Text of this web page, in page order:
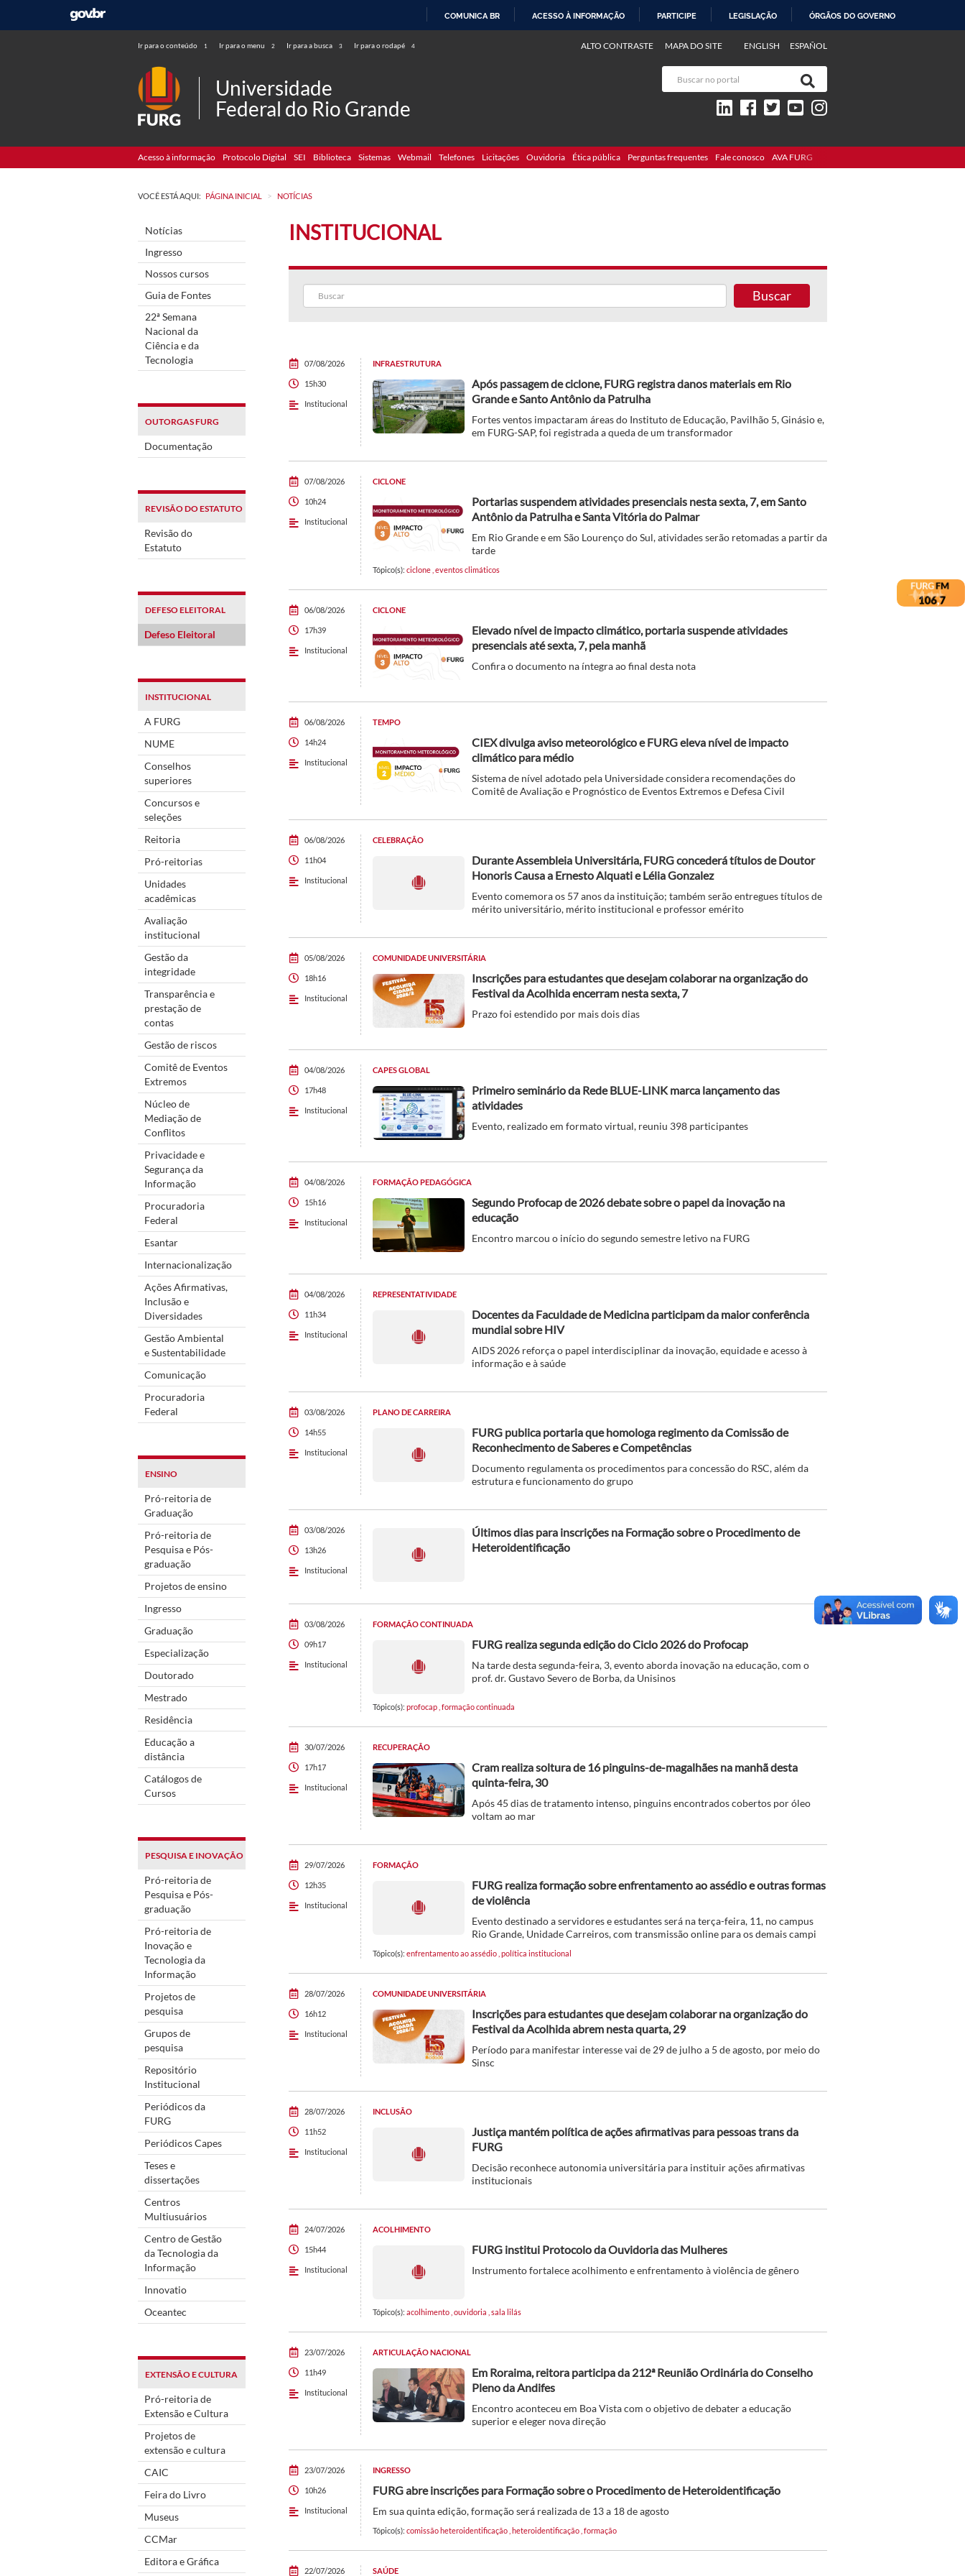
COMUNICA BR ACESSO À INFORMAÇÃO PARTICIPE LEGISLAÇÃO ÓRGÃOS DO GOVERNO
Ir para o conteúdo 1 Ir para o menu 2 Ir para a busca 3 Ir para o rodapé 4 ENGLISH ESPAÑOL
ALTO CONTRASTE MAPA DO SITE
Universidade
Federal do Rio Grande
Acesso à informação Protocolo Digital SEI Biblioteca Sistemas Webmail Telefones Licitações Ouvidoria Ética pública Perguntas frequentes Fale conosco AVA FURG
VOCÊ ESTÁ AQUI: PÁGINA INICIAL > NOTÍCIAS
Notícias
Ingresso
Nossos cursos
Guia de Fontes
22ª Semana
Nacional da
Ciência e da
Tecnologia
OUTORGAS FURG
Documentação
REVISÃO DO ESTATUTO
Revisão do
Estatuto
DEFESO ELEITORAL
Defeso Eleitoral
INSTITUCIONAL
A FURG
NUME
Conselhos
superiores
Concursos e
seleções
Reitoria
Pró-reitorias
Unidades
acadêmicas
Avaliação
institucional
Gestão da
integridade
Transparência e
prestação de
contas
Gestão de riscos
Comitê de Eventos
Extremos
Núcleo de
Mediação de
Conflitos
Privacidade e
Segurança da
Informação
Procuradoria
Federal
Esantar
Internacionalização
Ações Afirmativas,
Inclusão e
Diversidades
Gestão Ambiental
e Sustentabilidade
Comunicação
Procuradoria
Federal
ENSINO
Pró-reitoria de
Graduação
Pró-reitoria de
Pesquisa e Pós-
graduação
Projetos de ensino
Ingresso
Graduação
Especialização
Doutorado
Mestrado
Residência
Educação a
distância
Catálogos de
Cursos
PESQUISA E INOVAÇÃO
Pró-reitoria de
Pesquisa e Pós-
graduação
Pró-reitoria de
Inovação e
Tecnologia da
Informação
Projetos de
pesquisa
Grupos de
pesquisa
Repositório
Institucional
Periódicos da
FURG
Periódicos Capes
Teses e
dissertações
Centros
Multiusuários
Centro de Gestão
da Tecnologia da
Informação
Innovatio
Oceantec
EXTENSÃO E CULTURA
Pró-reitoria de
Extensão e Cultura
Projetos de
extensão e cultura
CAIC
Feira do Livro
Museus
CCMar
Editora e Gráfica
INSTITUCIONAL
Buscar
07/08/2026
15h30
Institucional
INFRAESTRUTURA
Após passagem de ciclone, FURG registra danos materiais em Rio
Grande e Santo Antônio da Patrulha
Fortes ventos impactaram áreas do Instituto de Educação, Pavilhão 5, Ginásio e,
em FURG-SAP, foi registrada a queda de um transformador
07/08/2026
10h24
Institucional
CICLONE
Portarias suspendem atividades presenciais nesta sexta, 7, em Santo
Antônio da Patrulha e Santa Vitória do Palmar
Em Rio Grande e em São Lourenço do Sul, atividades serão retomadas a partir da
tarde
Tópico(s): ciclone eventos climáticos
06/08/2026
17h39
Institucional
CICLONE
Elevado nível de impacto climático, portaria suspende atividades
presenciais até sexta, 7, pela manhã
Confira o documento na íntegra ao final desta nota
06/08/2026
14h24
Institucional
TEMPO
CIEX divulga aviso meteorológico e FURG eleva nível de impacto
climático para médio
Sistema de nível adotado pela Universidade considera recomendações do
Comitê de Avaliação e Prognóstico de Eventos Extremos e Defesa Civil
06/08/2026
11h04
Institucional
CELEBRAÇÃO
Durante Assembleia Universitária, FURG concederá títulos de Doutor
Honoris Causa a Ernesto Alquati e Lélia Gonzalez
Evento comemora os 57 anos da instituição; também serão entregues títulos de
mérito universitário, mérito institucional e professor emérito
05/08/2026
18h16
Institucional
COMUNIDADE UNIVERSITÁRIA
Inscrições para estudantes que desejam colaborar na organização do
Festival da Acolhida encerram nesta sexta, 7
Prazo foi estendido por mais dois dias
04/08/2026
17h48
Institucional
CAPES GLOBAL
Primeiro seminário da Rede BLUE-LINK marca lançamento das
atividades
Evento, realizado em formato virtual, reuniu 398 participantes
04/08/2026
15h16
Institucional
FORMAÇÃO PEDAGÓGICA
Segundo Profocap de 2026 debate sobre o papel da inovação na
educação
Encontro marcou o início do segundo semestre letivo na FURG
04/08/2026
11h34
Institucional
REPRESENTATIVIDADE
Docentes da Faculdade de Medicina participam da maior conferência
mundial sobre HIV
AIDS 2026 reforça o papel interdisciplinar da inovação, equidade e acesso à
informação e à saúde
03/08/2026
14h55
Institucional
PLANO DE CARREIRA
FURG publica portaria que homologa regimento da Comissão de
Reconhecimento de Saberes e Competências
Documento regulamenta os procedimentos para concessão do RSC, além da
estrutura e funcionamento do grupo
03/08/2026
13h26
Institucional
Últimos dias para inscrições na Formação sobre o Procedimento de
Heteroidentificação
03/08/2026
09h17
Institucional
FORMAÇÃO CONTINUADA
FURG realiza segunda edição do Ciclo 2026 do Profocap
Na tarde desta segunda-feira, 3, evento aborda inovação na educação, com o
prof. dr. Gustavo Severo de Borba, da Unisinos
Tópico(s): profocap formação continuada
30/07/2026
17h17
Institucional
RECUPERAÇÃO
Cram realiza soltura de 16 pinguins-de-magalhães na manhã desta
quinta-feira, 30
Após 45 dias de tratamento intenso, pinguins encontrados cobertos por óleo
voltam ao mar
29/07/2026
12h35
Institucional
FORMAÇÃO
FURG realiza formação sobre enfrentamento ao assédio e outras formas
de violência
Evento destinado a servidores e estudantes será na terça-feira, 11, no campus
Rio Grande, Unidade Carreiros, com transmissão online para os demais campi
Tópico(s): enfrentamento ao assédio política institucional
28/07/2026
16h12
Institucional
COMUNIDADE UNIVERSITÁRIA
Inscrições para estudantes que desejam colaborar na organização do
Festival da Acolhida abrem nesta quarta, 29
Período para manifestar interesse vai de 29 de julho a 5 de agosto, por meio do
Sinsc
28/07/2026
11h52
Institucional
INCLUSÃO
Justiça mantém política de ações afirmativas para pessoas trans da
FURG
Decisão reconhece autonomia universitária para instituir ações afirmativas
institucionais
24/07/2026
15h44
Institucional
ACOLHIMENTO
FURG institui Protocolo da Ouvidoria das Mulheres
Instrumento fortalece acolhimento e enfrentamento à violência de gênero
Tópico(s): acolhimento ouvidoria sala lilás
23/07/2026
11h49
Institucional
ARTICULAÇÃO NACIONAL
Em Roraima, reitora participa da 212ª Reunião Ordinária do Conselho
Pleno da Andifes
Encontro aconteceu em Boa Vista com o objetivo de debater a educação
superior e eleger nova direção
23/07/2026
10h26
Institucional
INGRESSO
FURG abre inscrições para Formação sobre o Procedimento de Heteroidentificação
Em sua quinta edição, formação será realizada de 13 a 18 de agosto
Tópico(s): comissão heteroidentificação heteroidentificação formação
22/07/2026 SAÚDE